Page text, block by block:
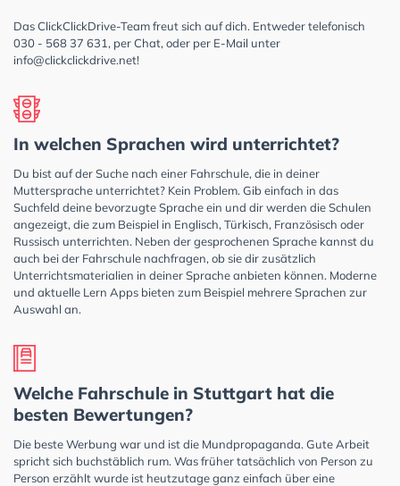
Das ClickClickDrive-Team freut sich auf dich. Entweder telefonisch
030 - 568 37 631, per Chat, oder per E-Mail unter
info@clickclickdrive.net!
In welchen Sprachen wird unterrichtet?
Du bist auf der Suche nach einer Fahrschule, die in deiner
Muttersprache unterrichtet? Kein Problem. Gib einfach in das
Suchfeld deine bevorzugte Sprache ein und dir werden die Schulen
angezeigt, die zum Beispiel in Englisch, Türkisch, Französisch oder
Russisch unterrichten. Neben der gesprochenen Sprache kannst du
auch bei der Fahrschule nachfragen, ob sie dir zusätzlich
Unterrichtsmaterialien in deiner Sprache anbieten können. Moderne
und aktuelle Lern Apps bieten zum Beispiel mehrere Sprachen zur
Auswahl an.
Welche Fahrschule in Stuttgart hat die
besten Bewertungen?
Die beste Werbung war und ist die Mundpropaganda. Gute Arbeit
spricht sich buchstäblich rum. Was früher tatsächlich von Person zu
Person erzählt wurde ist heutzutage ganz einfach über eine